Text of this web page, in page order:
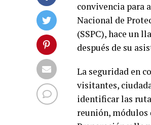
convivencia para
Nacional de
(SSPC), hace un
después de su
La seguridad en
visitantes,
identificar las
reunión, módulos